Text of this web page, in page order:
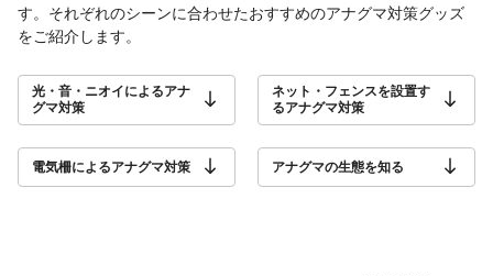
す。それぞれのシーンに合わせたおすすめのアナグマ対策グッズ
をご紹介します。
光・音・ニオイによるアナ
グマ対策
ネット・フェンスを設置す
るアナグマ対策
電気柵によるアナグマ対策 アナグマの生態を知る